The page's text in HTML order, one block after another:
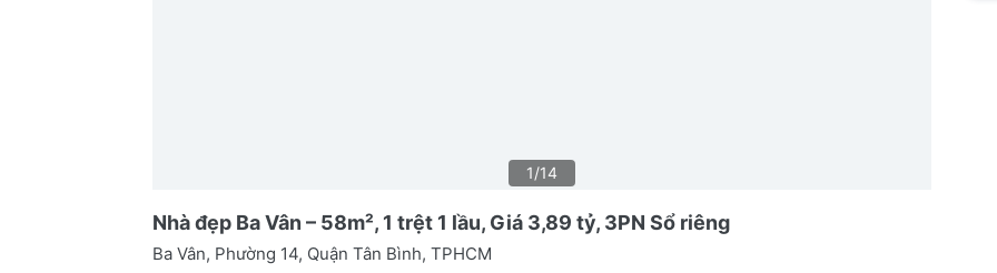
1/14
Nhà đẹp Ba Vân – 58m², 1 trệt 1 lầu, Giá 3,89 tỷ, 3PN Sổ riêng
Ba Vân, Phường 14, Quận Tân Bình, TPHCM